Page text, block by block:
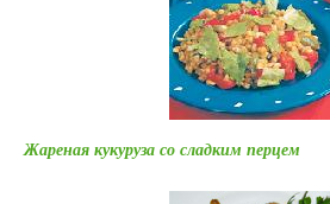
Жареная кукуруза со сладким перцем